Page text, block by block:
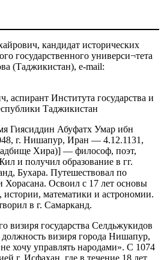
кандидат исторических
государственного универси¬тета
(Таджикистан), e-mail:
аспирант Института государства и
Таджикистан
Гиясиддин Абуфатх Умар ибн
г. Нишапур, Иран — 4.12.1131,
Хира)] — философ, поэт,
и получил образование в гг.
Бухара. Путешествовал по
Хорасана. Освоил с 17 лет основы
математики и астрономии.
в г. Самарканд.
визиря государства Селдьжукидов
визиря города Нишапур,
хочу управлять народами». С 1074
г. Исфахан, где в течение 18 лет